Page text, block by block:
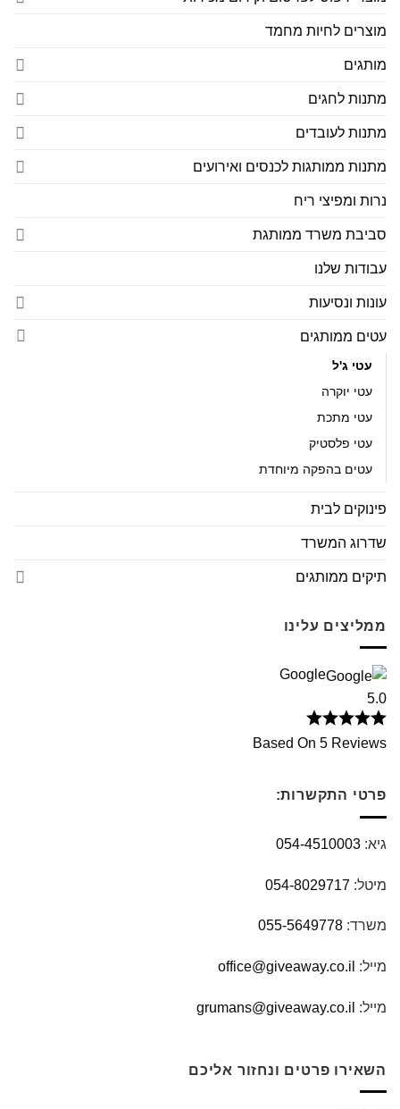
מוצרים לחיות מחמד
מותגים
מתנות לחגים
מתנות לעובדים
מתנות ממותגות לכנסים ואירועים
נרות ומפיצי ריח
סביבת משרד ממותגת
עבודות שלנו
עונות ונסיעות
עטים ממותגים
עטי ג'ל
עטי יוקרה
עטי מתכת
עטי פלסטיק
עטים בהפקה מיוחדת
פינוקים לבית
שדרוג המשרד
תיקים ממותגים
ממליצים עלינו
Google
5.0
Based On 5 Reviews
פרטי התקשרות:
גיא: 054-4510003
מיטל: 054-8029717
משרד: 055-5649778
מייל: office@giveaway.co.il
מייל: grumans@giveaway.co.il
השאירו פרטים ונחזור אליכם